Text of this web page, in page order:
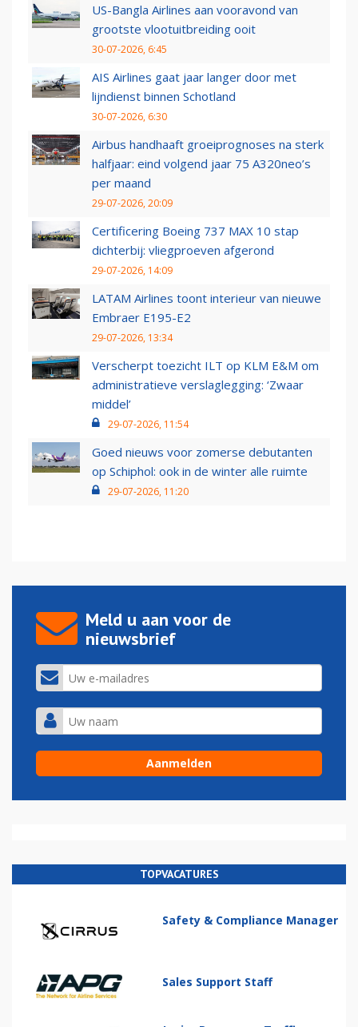
US-Bangla Airlines aan vooravond van
grootste vlootuitbreiding ooit
30-07-2026, 6:45
AIS Airlines gaat jaar langer door met
lijndienst binnen Schotland
30-07-2026, 6:30
Airbus handhaaft groeiprognoses na sterk
halfjaar: eind volgend jaar 75 A320neo’s
per maand
29-07-2026, 20:09
Certificering Boeing 737 MAX 10 stap
dichterbij: vliegproeven afgerond
29-07-2026, 14:09
LATAM Airlines toont interieur van nieuwe
Embraer E195-E2
29-07-2026, 13:34
Verscherpt toezicht ILT op KLM E&M om
administratieve verslaglegging: ‘Zwaar
middel’
29-07-2026, 11:54
Goed nieuws voor zomerse debutanten
op Schiphol: ook in de winter alle ruimte
29-07-2026, 11:20
Meld u aan voor de
nieuwsbrief
TOPVACATURES
Safety & Compliance Manager
Sales Support Staff